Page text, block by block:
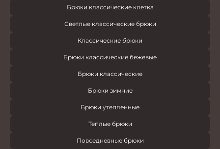
Брюки классические клетка
Светлые классические брюки
Классические брюки
Брюки классические бежевые
Брюки классические
Брюки зимние
Брюки утепленные
Теплые брюки
Повседневные брюки